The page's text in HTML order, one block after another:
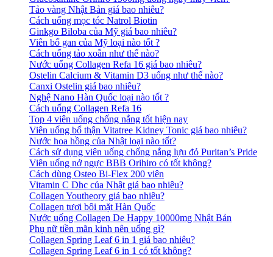
Tảo vàng Nhật Bản giá bao nhiêu?
Cách uống mọc tóc Natrol Biotin
Ginkgo Biloba của Mỹ giá bao nhiêu?
Viên bổ gan của Mỹ loại nào tốt ?
Cách uống tảo xoắn như thế nào?
Nước uống Collagen Refa 16 giá bao nhiêu?
Ostelin Calcium & Vitamin D3 uống như thế nào?
Canxi Ostelin giá bao nhiêu?
Nghệ Nano Hàn Quốc loại nào tốt ?
Cách uống Collagen Refa 16
Top 4 viên uống chống nắng tốt hiện nay
Viên uống bổ thận Vitatree Kidney Tonic giá bao nhiêu?
Nước hoa hồng của Nhật loại nào tốt?
Cách sử dụng viên uống chống nắng lựu đỏ Puritan’s Pride
Viên uống nở ngực BBB Orihiro có tốt không?
Cách dùng Osteo Bi-Flex 200 viên
Vitamin C Dhc của Nhật giá bao nhiêu?
Collagen Youtheory giá bao nhiêu?
Collagen tươi bôi mặt Hàn Quốc
Nước uống Collagen De Happy 10000mg Nhật Bản
Phụ nữ tiền mãn kinh nên uống gì?
Collagen Spring Leaf 6 in 1 giá bao nhiêu?
Collagen Spring Leaf 6 in 1 có tốt không?